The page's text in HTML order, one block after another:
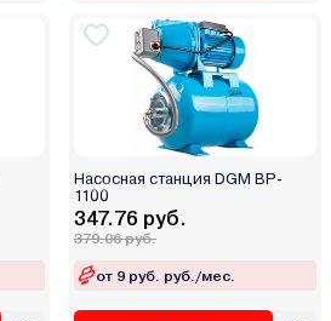
Насосная станция DGM BP-
1100
347.76 руб.
379.06 руб.
от 9 руб. руб./мес.